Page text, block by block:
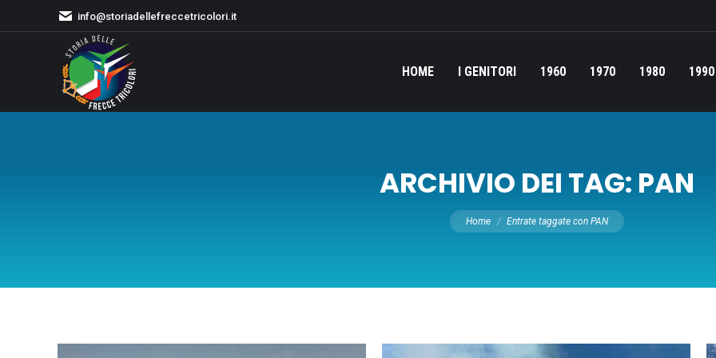
info@storiadellefreccetricolori.it
HOME I GENITORI 1960 1970 1980 1990
ARCHIVIO DEI TAG: PAN
Tu sei qui:
Home Entrate taggate con PAN